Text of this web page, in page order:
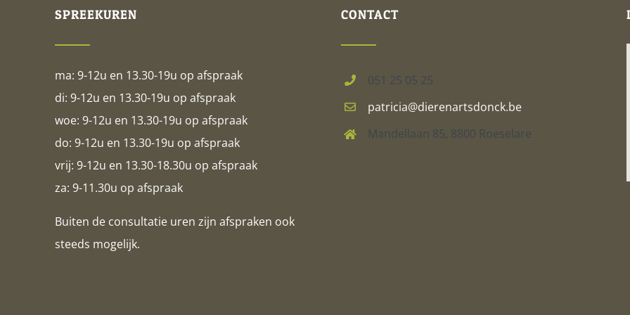
SPREEKUREN
ma: 9-12u en 13.30-19u op afspraak
di: 9-12u en 13.30-19u op afspraak
woe: 9-12u en 13.30-19u op afspraak
do: 9-12u en 13.30-19u op afspraak
vrij: 9-12u en 13.30-18.30u op afspraak
za: 9-11.30u op afspraak
Buiten de consultatie uren zijn afspraken ook
steeds mogelijk.
CONTACT
051 25 05 25
patricia@dierenartsdonck.be
Mandellaan 85, 8800 Roeselare